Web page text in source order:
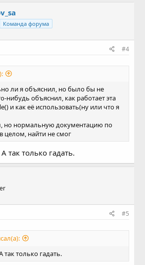
Команда форума
#4
ли я объяснил, но было бы не
нибудь объяснил, как работает эта
и как её использовать(ну или что я
но нормальную документацию по
целом, найти не смог
так только гадать.
#5
так только гадать.